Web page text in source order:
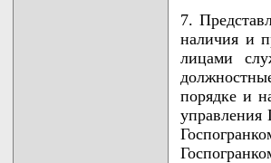
7.
наличия и
лицами
порядке и
управления